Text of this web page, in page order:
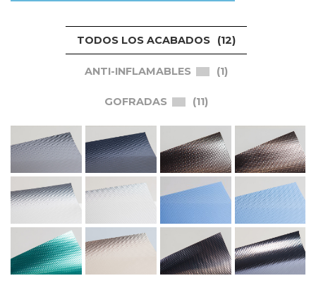
TODOS LOS ACABADOS 12
ANTI-INFLAMABLES 1
GOFRADAS 11